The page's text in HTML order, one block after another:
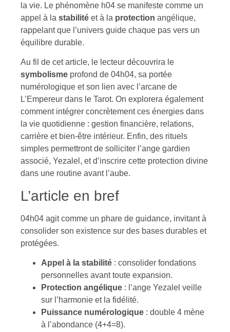
la vie. Le phénomène h04 se manifeste comme un
appel à la stabilité et à la protection angélique,
rappelant que l’univers guide chaque pas vers un
équilibre durable.
Au fil de cet article, le lecteur découvrira le
symbolisme profond de 04h04, sa portée
numérologique et son lien avec l’arcane de
L’Empereur dans le Tarot. On explorera également
comment intégrer concrètement ces énergies dans
la vie quotidienne : gestion financière, relations,
carrière et bien-être intérieur. Enfin, des rituels
simples permettront de solliciter l’ange gardien
associé, Yezalel, et d’inscrire cette protection divine
dans une routine avant l’aube.
L’article en bref
04h04 agit comme un phare de guidance, invitant à
consolider son existence sur des bases durables et
protégées.
Appel à la stabilité : consolider fondations
personnelles avant toute expansion.
Protection angélique : l’ange Yezalel veille
sur l’harmonie et la fidélité.
Puissance numérologique : double 4 mène
à l’abondance (4+4=8).